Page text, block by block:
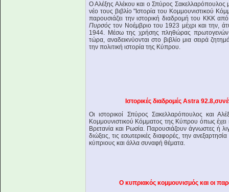
Ο Αλέξης Αλέκου και ο Σπύρος Σακελλαρόπουλος
νέο τους βιβλίο "Ιστορία του Κομμουνιστικού
παρουσιάζει την ιστορική διαδρομή του ΚΚΚ
Πυρσόςτον Νοέμβριο του 1923 μέχρι και την,
1944. Μέσω της χρήσης πληθώρας πρωτογενών
τώρα, αναδεικνύονται στο βιβλίο μια σειρά
την πολιτική ιστορία της Κύπρου.
Ιστορικές διαδρομές Astra
Οι ιστορικοί Σπύρος Σακελλαρόπουλος και
Κομμουνιστικού Κόμματος της Κύπρου όπως έχει
Βρετανία και Ρωσία. Παρουσιάζουν άγνωστες ή
διώξεις, τις εσωτερικές διαφορές, την
κύπριους και άλλα συναφή θέματα.
Ο κυπριακός κομμουνισμός και οι